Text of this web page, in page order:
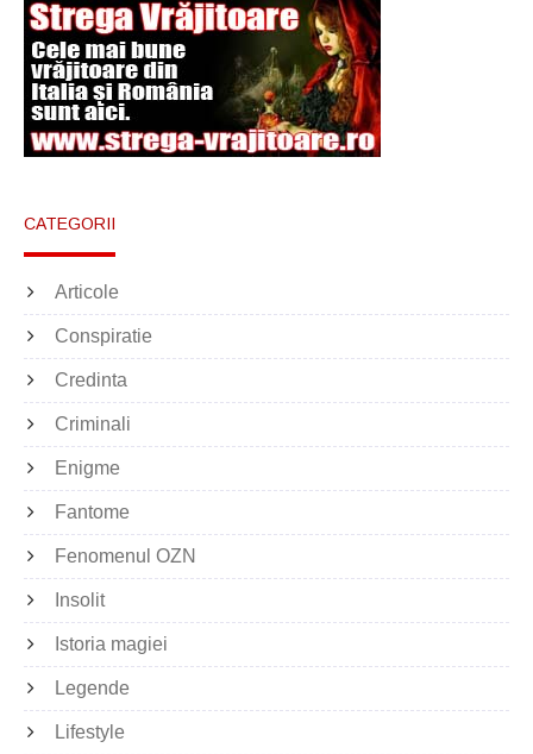
CATEGORII
Articole
Conspiratie
Credinta
Criminali
Enigme
Fantome
Fenomenul OZN
Insolit
Istoria magiei
Legende
Lifestyle